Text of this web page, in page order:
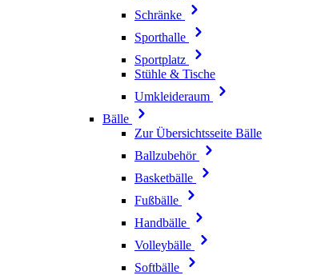
Schränke
Sporthalle
Sportplatz
Stühle & Tische
Umkleideraum
Bälle
Zur Übersichtsseite Bälle
Ballzubehör
Basketbälle
Fußbälle
Handbälle
Volleybälle
Softbälle